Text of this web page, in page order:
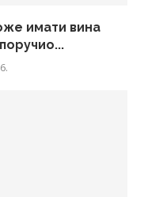
имати вина